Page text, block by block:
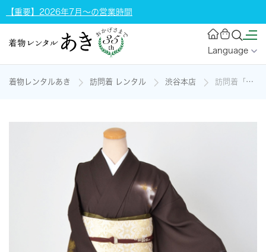
【重要】2026年7月～の営業時間
Language
着物レンタルあき 訪問着 レンタル 渋谷本店 訪問着「栗色に松竹梅模様」の着物レンタル